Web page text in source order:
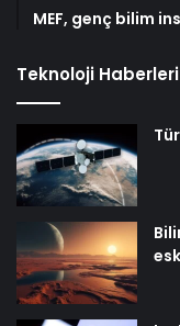
MEF, genç bilim
Teknoloji Haberleri